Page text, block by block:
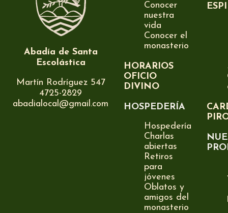
Abadía de Santa
Escolástica
Martín Rodríguez 547
4725-2829
abadialocal@gmail.com
Conocer
nuestra
vida
Conocer el
monasterio
HORARIOS
OFICIO
DIVINO
HOSPEDERÍA
Hospedería
Charlas
abiertas
Retiros
para
jóvenes
Oblatos y
amigos del
monasterio